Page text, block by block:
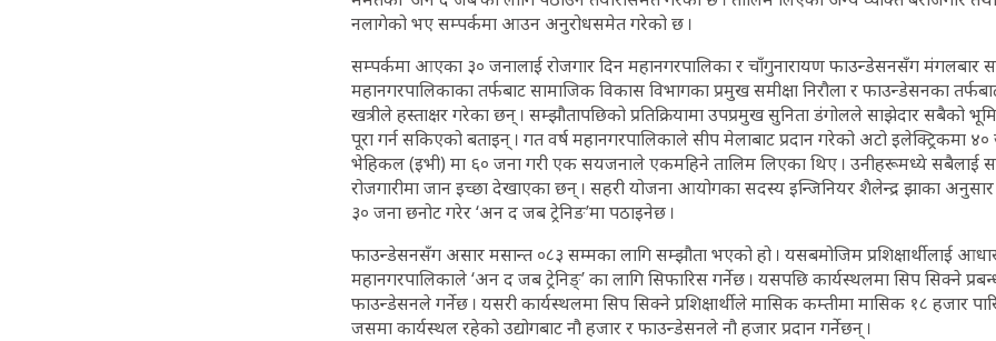
नलागेको भए सम्पर्कमा आउन अनुरोधसमेत गरेको छ ।
सम्पर्कमा आएका ३० जनालाई रोजगार दिन महानगरपालिका र चाँगुनारायण फाउन्डेसनसँग मंगलबार
महानगरपालिकाका तर्फबाट सामाजिक विकास विभागका प्रमुख समीक्षा निरौला र फाउन्डेसनका
खत्रीले हस्ताक्षर गरेका छन् । सम्झौतापछिको प्रतिक्रियामा उपप्रमुख सुनिता डंगोलले साझेदार सबैको
पूरा गर्न सकिएको बताइन् । गत वर्ष महानगरपालिकाले सीप मेलाबाट प्रदान गरेको अटो इलेक्ट्रिकमा
भेहिकल (इभी) मा ६० जना गरी एक सयजनाले एकमहिने तालिम लिएका थिए । उनीहरूमध्ये सबैलाई
रोजगारीमा जान इच्छा देखाएका छन् । सहरी योजना आयोगका सदस्य इन्जिनियर शैलेन्द्र झाका
३० जना छनोट गरेर ‘अन द जब ट्रेनिङ’मा पठाइनेछ ।
फाउन्डेसनसँग असार मसान्त ०८३ सम्मका लागि सम्झौता भएको हो । यसबमोजिम प्रशिक्षार्थीलाई
महानगरपालिकाले ‘अन द जब ट्रेनिङ्’ का लागि सिफारिस गर्नेछ । यसपछि कार्यस्थलमा सिप सिक्ने
फाउन्डेसनले गर्नेछ । यसरी कार्यस्थलमा सिप सिक्ने प्रशिक्षार्थीले मासिक कम्तीमा मासिक १८ हजार
जसमा कार्यस्थल रहेको उद्योगबाट नौ हजार र फाउन्डेसनले नौ हजार प्रदान गर्नेछन् ।